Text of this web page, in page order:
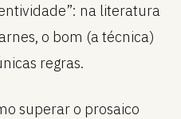
na literatura
o bom (a técnica)
regras.
superar o prosaico